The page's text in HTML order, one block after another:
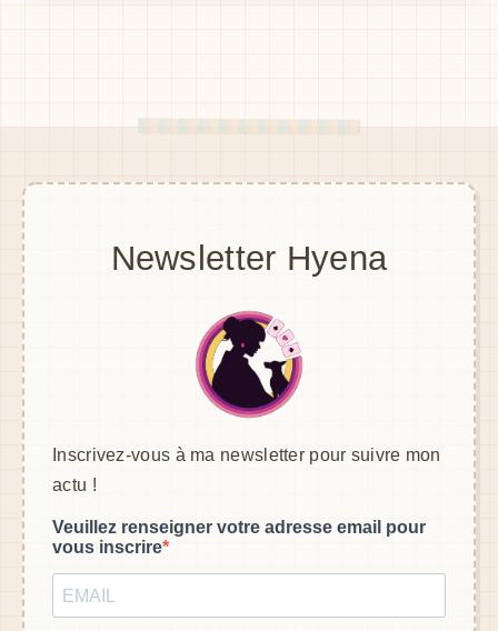
Newsletter Hyena
Inscrivez-vous à ma newsletter pour suivre mon
actu !
Veuillez renseigner votre adresse email pour
vous inscrire